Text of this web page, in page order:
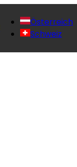
Österreich
Schweiz